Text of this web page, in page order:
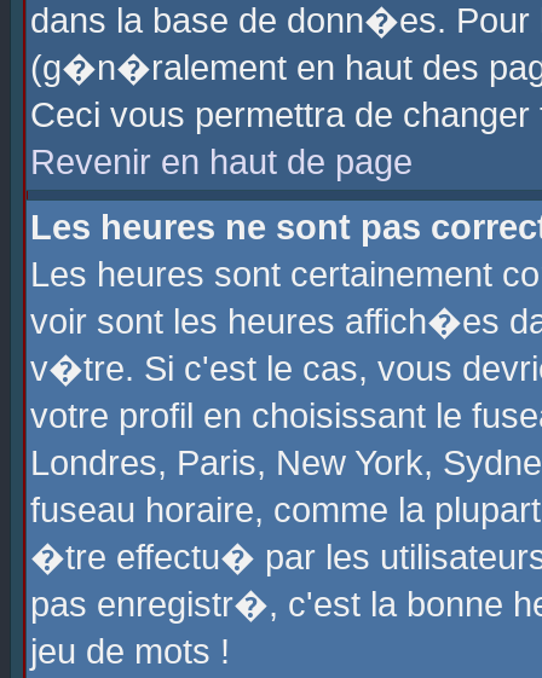
dans la base de donn�es.
(g�n�ralement en haut des
Ceci vous permettra de
Revenir en haut de page
Les heures ne sont pas
Les heures sont certainement
voir sont les heures affich�es
v�tre. Si c'est le cas, vous
votre profil en choisissant le
Londres, Paris, New York,
fuseau horaire, comme la
�tre effectu� par les
pas enregistr�, c'est la bonne
jeu de mots !